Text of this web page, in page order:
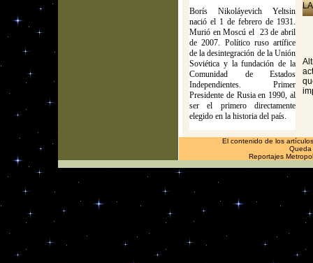
Borís Nikoláyevich Yeltsin
nació el 1 de febrero de 1931.
Murió en Moscú el 23 de abril
de 2007. Político ruso artífice
de la desintegración de la Unión
Soviética y la fundación de la
Comunidad de Estados
Independientes. Primer
Presidente de Rusia en 1990, al
ser el primero directamente
elegido en la historia del país.
El contenido de los
Queda
Reportajes